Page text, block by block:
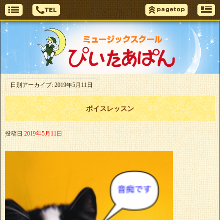
日別アーカイブ: 2019年5月11日
ボイスレッスン
投稿日 2019年5月11日